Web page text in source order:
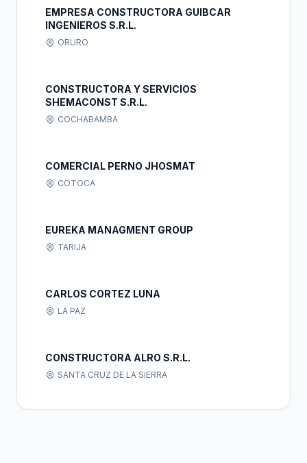
EMPRESA CONSTRUCTORA GUIBCAR
INGENIEROS S.R.L.
ORURO
CONSTRUCTORA Y SERVICIOS
SHEMACONST S.R.L.
COCHABAMBA
COMERCIAL PERNO JHOSMAT
COTOCA
EUREKA MANAGMENT GROUP
TARIJA
CARLOS CORTEZ LUNA
LA PAZ
CONSTRUCTORA ALRO S.R.L.
SANTA CRUZ DE LA SIERRA